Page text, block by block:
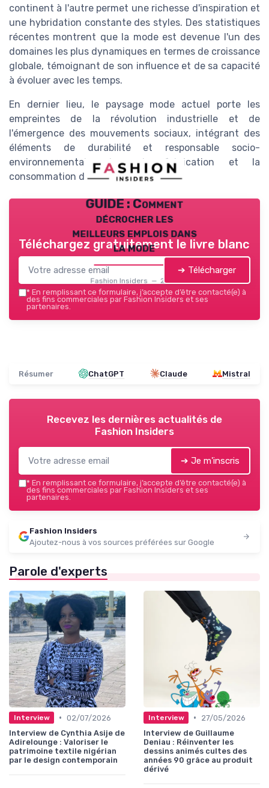
continent à l'autre permet une richesse d'inspiration et
une hybridation constante des styles. Des statistiques
récentes montrent que la mode est devenue l'un des
domaines les plus dynamiques en termes de croissance
globale, témoignant de son influence et de sa capacité
à évoluer avec les temps.
En dernier lieu, le paysage mode actuel porte les
empreintes de la révolution industrielle et de
l'émergence des mouvements sociaux, intégrant des
éléments de durabilité et responsable socio-
environnementale dans la fabrication et la
consommation des vêtements.
GUIDE : Comment
décrocher les
meilleurs emplois dans
la mode
Fashion Insiders — 2026
Téléchargez gratuitement le livre blanc
➔ Télécharger
* En remplissant ce formulaire, j’accepte d’être contacté(e) à
des fins commerciales par Fashion Insiders et ses
partenaires.
Résumer ChatGPT Claude Mistral
Recevez les dernières actualités de
Fashion Insiders
➔ Je m'inscris
* En remplissant ce formulaire, j’accepte d’être contacté(e) à
des fins commerciales par Fashion Insiders et ses
partenaires.
Fashion Insiders
Ajoutez-nous à vos sources préférées sur Google
Parole d'experts
Interview • 02/07/2026
Interview de Cynthia Asije de
Adirelounge : Valoriser le
patrimoine textile nigérian
par le design contemporain
Interview •
27/05/2026
Interview de Guillaume
Deniau : Réinventer les
dessins animés cultes des
années 90 grâce au produit
dérivé